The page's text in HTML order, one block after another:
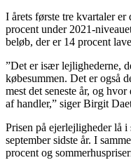
I årets første tre kvartaler
procent under 2021-
beløb, der er 14 procent
”Det er især lejlighederne,
købesummen. Det er også
mest det seneste år, og
af handler,” siger Birgit
Prisen på ejerlejligheder lå
september sidste år. I
procent og